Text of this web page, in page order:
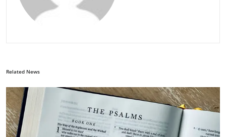
Related News